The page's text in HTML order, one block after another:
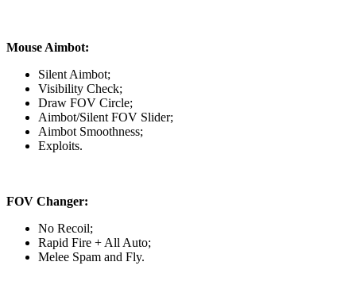
Mouse Aimbot:
Silent Aimbot;
Visibility Check;
Draw FOV Circle;
Aimbot/Silent FOV Slider;
Aimbot Smoothness;
Exploits.
FOV Changer:
No Recoil;
Rapid Fire + All Auto;
Melee Spam and Fly.